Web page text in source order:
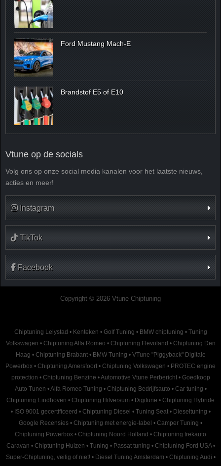
Ford Mustang Mach-E
Brandstof E5 of E10
Vtune op de socials
Volg ons op onze social media kanalen voor het laatste nieuws,
acties en meer!
Instagram
TikTok
Facebook
Copyright © 2026 Vtune Chiptuning
Chiptuning Lelystad • Kenteken • Golf Tuning • BMW chiptuning • Tuning
Volkswagen • Chiptuning Alfa Romeo • Chiptuning Flevoland • Chiptuning Den
Haag • Chiptuning Brabant • BMW Tuning • VTune "Piggyback" Digitale
Powerbox • Chiptuning Amersfoort • Chiptuning Volkswagen • PROTEC engine
protection • Chiptuning Benzine •Automotive Vtune Perbericht • Goedkoop
Auto Tunen •Alfa Romeo Tuning • Chiptuning Bedrijfsauto • Car tuning •
Chiptuning Eindhoven • Chiptuning Hilversum • Digitune • Chiptuning Hybride
• ISO 9001 gecertificeerd • Chiptuning Diesel • Tuning Seat • Dieseltuning •
Google Recensies • Chiptuning met energie-label • Camper Tuning •
Chiptuning Powerbox • Chiptuning Noord Holland • Chiptuning trekauto
Caravan • Chiptuning Huizen • Tuning • Passat tuning • Chiptuning Ford USA •
Super-Chiptuning, veilig of niet! • Diesel Tuning Amsterdam • Chiptuning Audi •